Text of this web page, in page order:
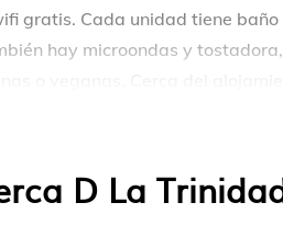
gratis. Cada unidad tiene
hay microondas y
de Viana. El aeropuerto
en Córdoba.
D La